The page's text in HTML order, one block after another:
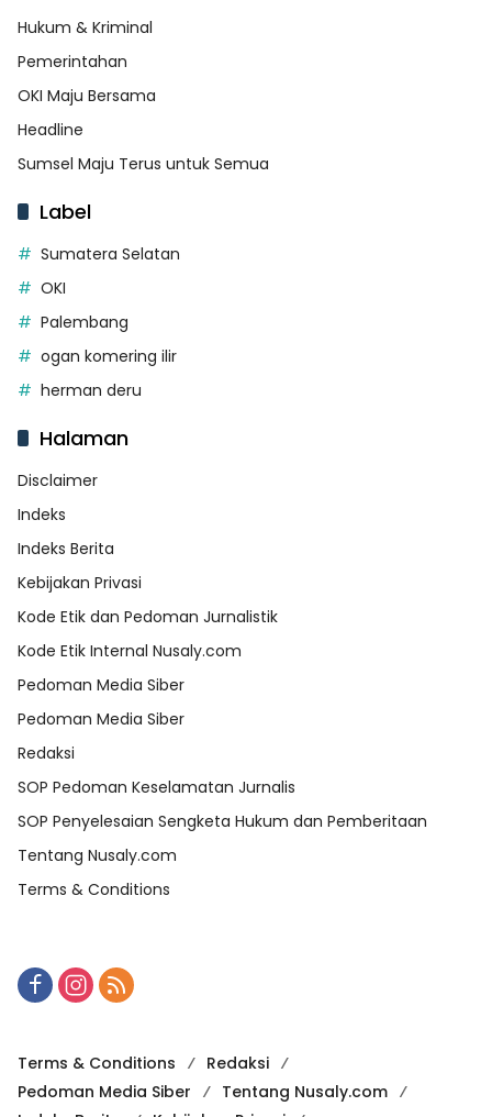
Hukum & Kriminal
Pemerintahan
OKI Maju Bersama
Headline
Sumsel Maju Terus untuk Semua
Label
Sumatera Selatan
OKI
Palembang
ogan komering ilir
herman deru
Halaman
Disclaimer
Indeks
Indeks Berita
Kebijakan Privasi
Kode Etik dan Pedoman Jurnalistik
Kode Etik Internal Nusaly.com
Pedoman Media Siber
Pedoman Media Siber
Redaksi
SOP Pedoman Keselamatan Jurnalis
SOP Penyelesaian Sengketa Hukum dan Pemberitaan
Tentang Nusaly.com
Terms & Conditions
Terms & Conditions
Redaksi
Pedoman Media Siber
Tentang Nusaly.com